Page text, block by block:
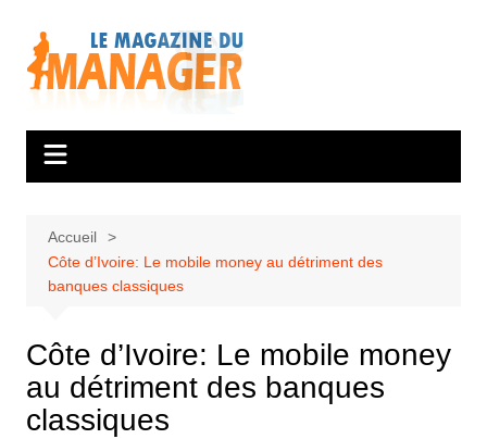
contenu
Accueil
Côte d’Ivoire: Le mobile money au détriment des
banques classiques
Côte d’Ivoire: Le mobile money
au détriment des banques
classiques